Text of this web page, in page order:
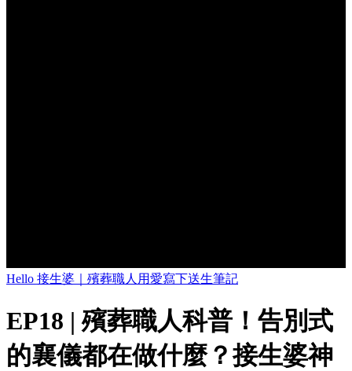
Hello 接生婆｜殯葬職人用愛寫下送生筆記
EP18 | 殯葬職人科普！告別式
的襄儀都在做什麼？接生婆神